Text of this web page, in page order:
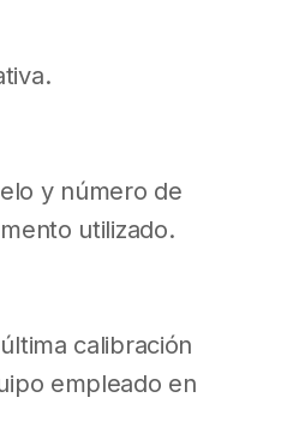
y número de
utilizado.
calibración
empleado en